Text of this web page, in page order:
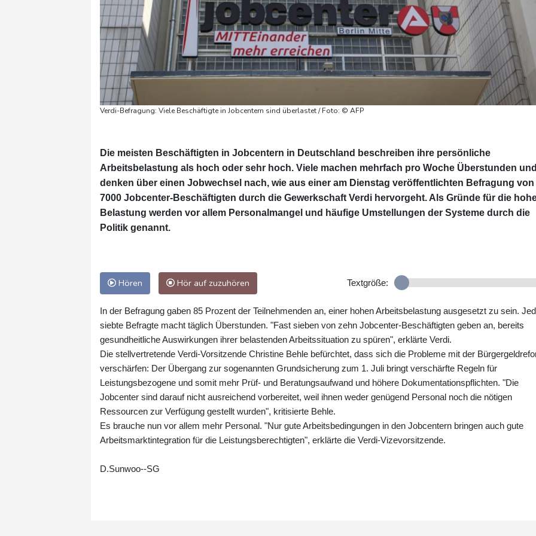
Verdi-Befragung: Viele Beschäftigte in Jobcentern sind überlastet / Foto: © AFP
Die meisten Beschäftigten in Jobcentern in Deutschland beschreiben ihre persönliche
Arbeitsbelastung als hoch oder sehr hoch. Viele machen mehrfach pro Woche Überstunden und
denken über einen Jobwechsel nach, wie aus einer am Dienstag veröffentlichten Befragung von
7000 Jobcenter-Beschäftigten durch die Gewerkschaft Verdi hervorgeht. Als Gründe für die
Belastung werden vor allem Personalmangel und häufige Umstellungen der Systeme durch die
Politik genannt.
Hören Hör auf zuzuhören Textgröße:
In der Befragung gaben 85 Prozent der Teilnehmenden an, einer hohen Arbeitsbelastung ausgesetzt zu sein.
siebte Befragte macht täglich Überstunden. "Fast sieben von zehn Jobcenter-Beschäftigten geben an, bereits
gesundheitliche Auswirkungen ihrer belastenden Arbeitssituation zu spüren", erklärte Verdi.
Die stellvertretende Verdi-Vorsitzende Christine Behle befürchtet, dass sich die Probleme mit der
verschärfen: Der Übergang zur sogenannten Grundsicherung zum 1. Juli bringt verschärfte Regeln für
Leistungsbezogene und somit mehr Prüf- und Beratungsaufwand und höhere Dokumentationspflichten. "Die
Jobcenter sind darauf nicht ausreichend vorbereitet, weil ihnen weder genügend Personal noch die nötigen
Ressourcen zur Verfügung gestellt wurden", kritisierte Behle.
Es brauche nun vor allem mehr Personal. "Nur gute Arbeitsbedingungen in den Jobcentern bringen auch gute
Arbeitsmarktintegration für die Leistungsberechtigten", erklärte die Verdi-Vizevorsitzende.
D.Sunwoo--SG